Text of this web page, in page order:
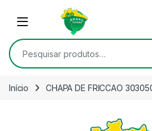
Skip to navigation
Open
Pesquisar por:
Início CHAPA DE FRICCAO